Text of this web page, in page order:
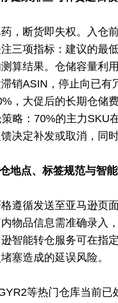
，断货即失权。入仓
三项指标：建议的最
算结果。仓储容量利
销ASIN，停止向已有
，大促后的长期仓储
策略：70%的主力SKU
决定补发或取消，同
地点、标签规范与智
遵循发送至亚马逊页
物品信息需准确录入
智能转仓服务可在指
塞造成的延误风险。
等热门仓库当前